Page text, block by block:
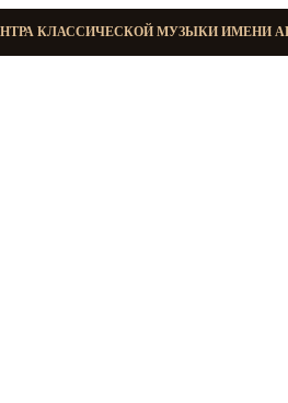
КЛАССИЧЕСКОЙ МУЗЫКИ ИМЕНИ